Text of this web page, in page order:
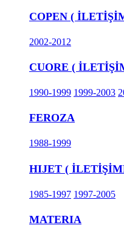
COPEN (
2002-2012
CUORE (
1990-1999 1999-2003
FEROZA
1988-1999
HIJET (
1985-1997 1997-2005
MATERIA